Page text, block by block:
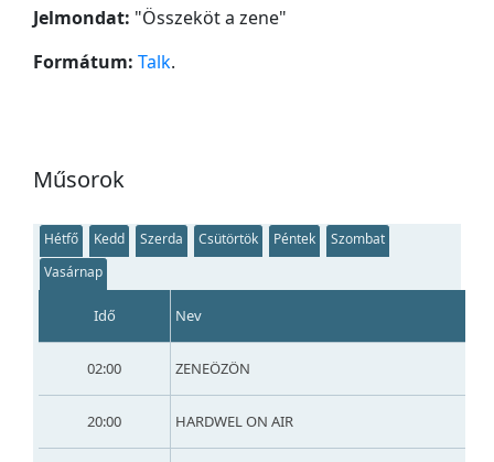
Jelmondat: "Összeköt a zene"
Formátum: Talk.
Műsorok
Hétfő Kedd Szerda Csütörtök Péntek
Szombat
Vasárnap
Idő Nev
02:00 ZENEÖZÖN
20:00 HARDWEL ON AIR